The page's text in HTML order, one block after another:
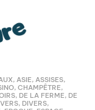
, ASIE, ASSISES,
, CHAMPÊTRE,
, DE LA FERME, DE
, DIVERS,